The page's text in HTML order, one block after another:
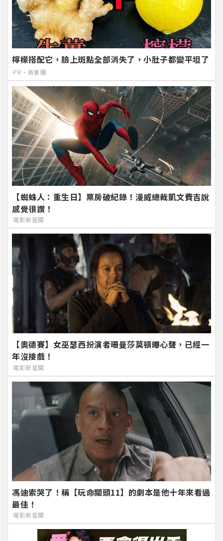
檸檬搭配它，臉上斑點全部消失了，小肚子都變平坦了
PR・新素簡
【蜘蛛人：重生日】票房破紀錄！漫威總裁凱文費吉說
感覺很讚！
電影新星聞
【奧德賽】女巫瑟西扮演者珊曼莎莫頓曝心聲，已經一
年沒接戲！
電影新星聞
馮迪索哭了！稱【玩命關頭11】的劇本是他十年來看過
最佳！
電影新星聞